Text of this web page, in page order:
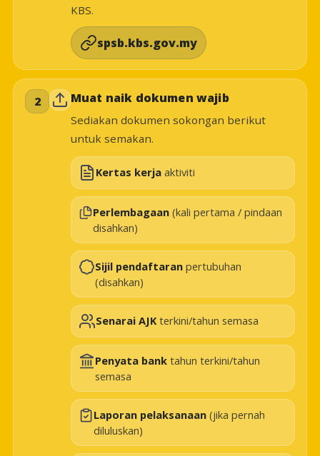
KBS.
spsb.kbs.gov.my
2 Muat naik dokumen wajib
Sediakan dokumen sokongan berikut
untuk semakan.
Kertas kerja aktiviti
Perlembagaan(kali pertama / pindaan
disahkan)
Sijil pendaftaran pertubuhan
(disahkan)
Senarai AJKterkini/tahun semasa
Penyata banktahun terkini/tahun
semasa
Laporan pelaksanaan(jika pernah
diluluskan)